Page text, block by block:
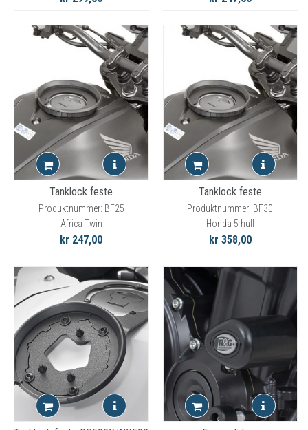
Tanklock feste
Produktnummer: BF25
Africa Twin
kr 247,00
Tanklock feste
Produktnummer: BF30
Honda 5 hull
kr 358,00